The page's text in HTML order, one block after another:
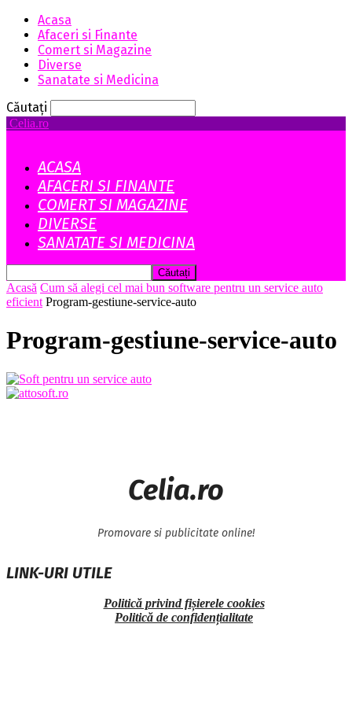
Acasa
Afaceri si Finante
Comert si Magazine
Diverse
Sanatate si Medicina
Căutați
Celia.ro
ACASA
AFACERI SI FINANTE
COMERT SI MAGAZINE
DIVERSE
SANATATE SI MEDICINA
Acasă Cum să alegi cel mai bun software pentru un service auto
eficient Program-gestiune-service-auto
Program-gestiune-service-auto
Celia.ro
Promovare si publicitate online!
LINK-URI UTILE
Politică privind fișierele cookies
Politică de confidențialitate